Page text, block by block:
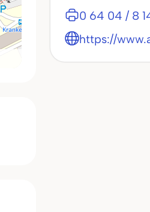
0 64 04 / 8
https://